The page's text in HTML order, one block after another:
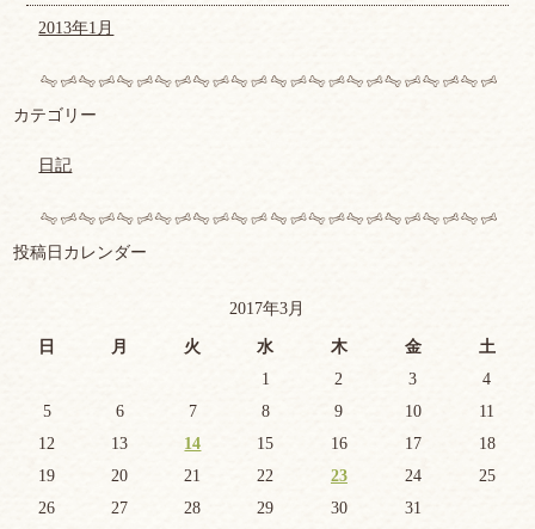
2013年1月
カテゴリー
日記
投稿日カレンダー
2017年3月
日 月 火 水 木 金
土
1
2 3
4
5
6 7 8 9 10
11
12
13 14 15 16 17
18
19
20 21 22 23 24
25
26
27 28 29 30 31